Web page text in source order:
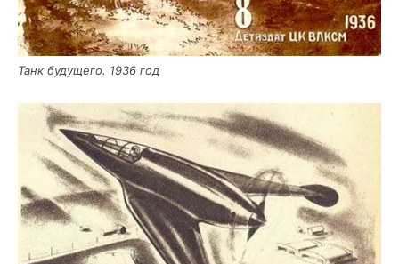
Танк буду­ще­го. 1936 год